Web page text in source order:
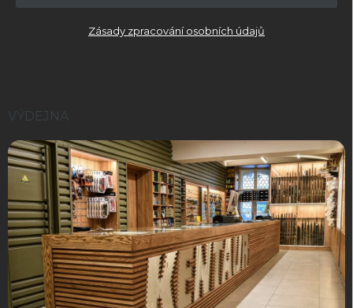
Zásady zpracování osobních údajů
VÝDEJNA